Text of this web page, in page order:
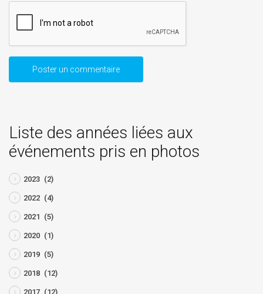
Liste des années liées aux
événements pris en photos
2023 (2)
2022 (4)
2021 (5)
2020 (1)
2019 (5)
2018 (12)
2017 (12)